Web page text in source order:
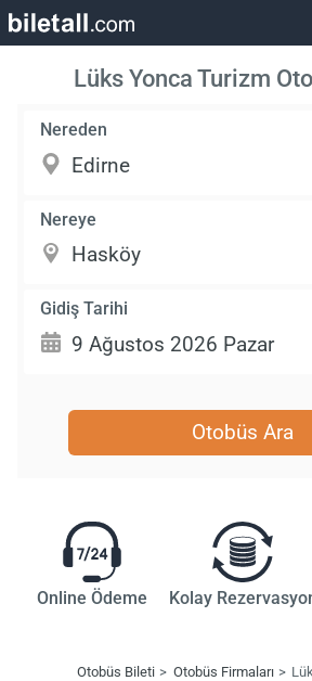
Lüks Yonca Turizm
Nereden
Nereye
Gidiş Tarihi
Otobüs Ara
Online Ödeme Kolay
Otobüs Bileti Otobüs Firmaları